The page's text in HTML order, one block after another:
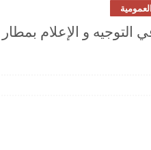
منصبا في التوجيه و